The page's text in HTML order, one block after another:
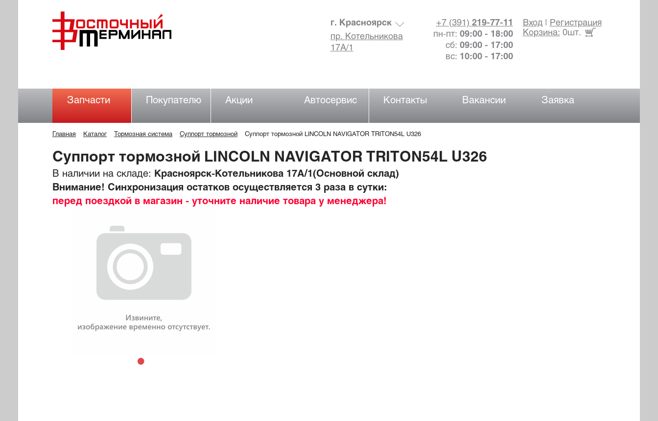
Вход|
Регистрация
Корзина: 0шт.
+7 (391) 219-77-11
пн-пт: 09:00 - 18:00
сб: 09:00 - 17:00
вс: 10:00 - 17:00
г. Красноярск
пр. Котельникова
17А/1
Запчасти Покупателю Акции Автосервис Контакты Вакансии Заявка
Главная Каталог Тормозная система Суппорт тормозной Суппорт тормозной LINCOLN NAVIGATOR TRITON54L U326
Суппорт тормозной LINCOLN NAVIGATOR TRITON54L U326
В наличии на складе:
Красноярск-Котельникова 17А/1(Основной склад)
Внимание! Синхронизация остатков осуществляется 3 раза в сутки:
перед поездкой в магазин - уточните наличие товара у менеджера!